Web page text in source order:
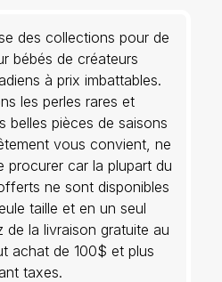
des collections pour de
bébés de créateurs
à prix imbattables.
les perles rares et
belles pièces de saisons
vous convient, ne
procurer car la plupart du
ne sont disponibles
taille et en un seul
de la livraison gratuite au
achat de 100$ et plus
taxes.